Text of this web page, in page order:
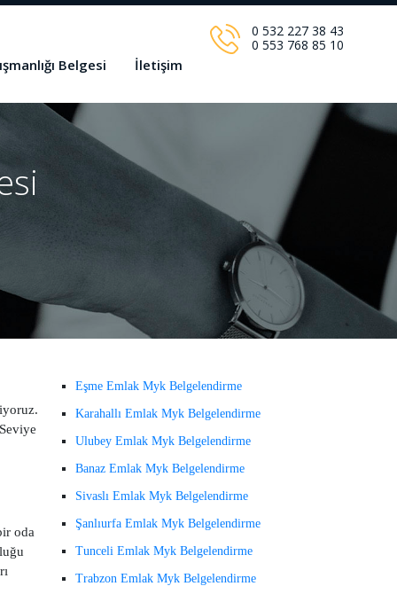
0 532 227 38 43
0 553 768 85 10
Belgesi İletişim
oda
Eşme Emlak Myk Belgelendirme
Karahallı Emlak Myk Belgelendirme
Ulubey Emlak Myk Belgelendirme
Banaz Emlak Myk Belgelendirme
Sivaslı Emlak Myk Belgelendirme
Şanlıurfa Emlak Myk Belgelendirme
Tunceli Emlak Myk Belgelendirme
Trabzon Emlak Myk Belgelendirme